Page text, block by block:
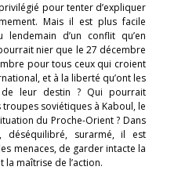
pour tenter d’expliquer
Mais il est plus facile
d’un conflit qu’en
nier que le 27 décembre
pour tous ceux qui croient
et à la liberté qu’ont les
leur destin ? Qui pourrait
soviétiques à Kaboul, le
du Proche-Orient ? Dans
déséquilibré, surarmé, il est
menaces, de garder intacte la
maîtrise de l’action.